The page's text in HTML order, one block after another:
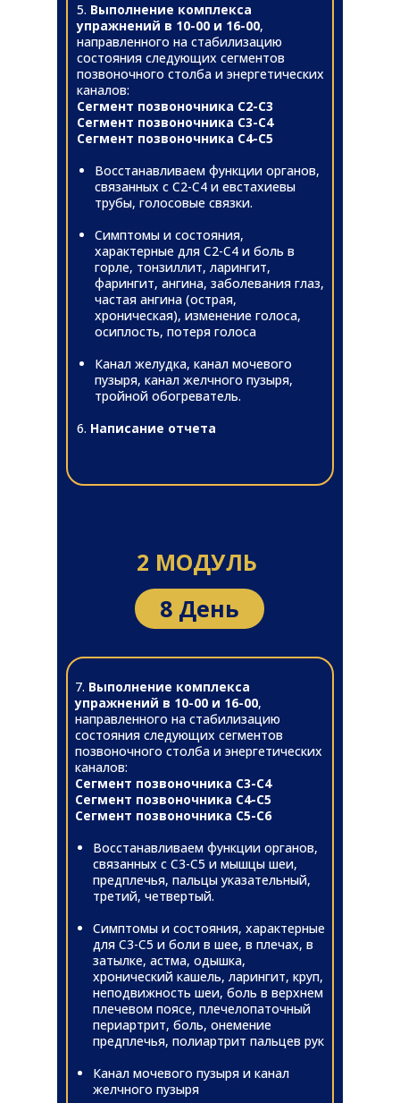
5. Выполнение комплекса
упражнений в 10-00 и 16-00,
направленного на стабилизацию
состояния следующих сегментов
позвоночного столба и энергетических
каналов:
Сегмент позвоночника С2-С3
Сегмент позвоночника С3-С4
Сегмент позвоночника С4-С5
Восстанавливаем функции органов,
связанных с С2-С4 и евстахиевы
трубы, голосовые связки.
Симптомы и состояния,
характерные для С2-С4 и боль в
горле, тонзиллит, ларингит,
фарингит, ангина, заболевания глаз,
частая ангина (острая,
хроническая), изменение голоса,
осиплость, потеря голоса
Канал желудка, канал мочевого
пузыря, канал желчного пузыря,
тройной обогреватель.
6. Написание отчета
2 МОДУЛЬ
7. Выполнение комплекса
упражнений в 10-00 и 16-00,
направленного на стабилизацию
состояния следующих сегментов
позвоночного столба и энергетических
каналов:
Сегмент позвоночника С3-С4
Сегмент позвоночника С4-С5
Сегмент позвоночника С5-С6
Восстанавливаем функции органов,
связанных с С3-С5 и мышцы шеи,
предплечья, пальцы указательный,
третий, четвертый.
Симптомы и состояния, характерные
для С3-С5 и боли в шее, в плечах, в
затылке, астма, одышка,
хронический кашель, ларингит, круп,
неподвижность шеи, боль в верхнем
плечевом поясе, плечелопаточный
периартрит, боль, онемение
предплечья, полиартрит пальцев рук
Канал мочевого пузыря и канал
желчного пузыря
8 День